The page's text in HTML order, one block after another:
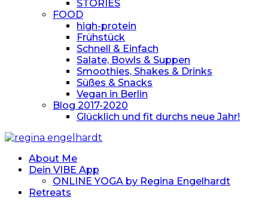
STORIES
FOOD
high-protein
Frühstück
Schnell & Einfach
Salate, Bowls & Suppen
Smoothies, Shakes & Drinks
Süßes & Snacks
Vegan in Berlin
Blog 2017-2020
Glücklich und fit durchs neue Jahr!
About Me
Dein VIBE App
ONLINE YOGA by Regina Engelhardt
Retreats